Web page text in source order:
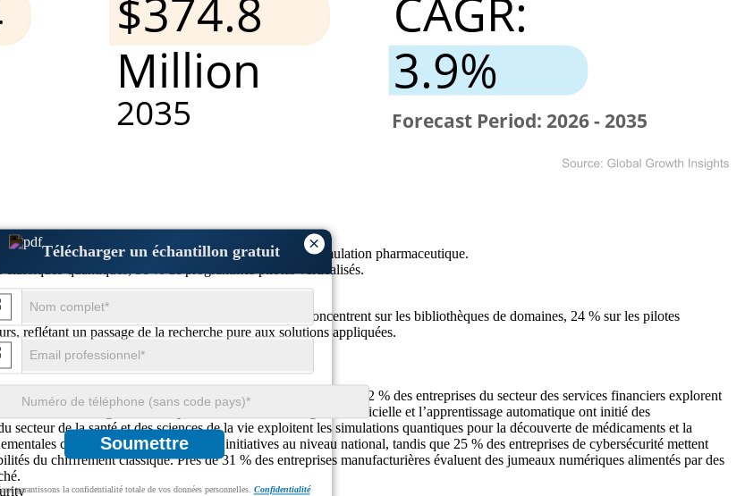
×
Télécharger un échantillon gratuit
Soumettre
garantissons la confidentialité totale de vos données personnelles. Confidentialité
USD d'ici 2035, affichant un TCAC de 3,9 %
pour l'intégration de l'IA, 29 % d'accent sur la simulation pharmaceutique.
quantiques, 31 % de programmes pilotes verticalisés.
: environ 27 % des nouvelles initiatives se concentrent sur les bibliothèques de domaines, 24 % sur les pilotes
reflétant un passage de la recherche pure aux solutions appliquées.
tirée par l’adoption mondiale dans tous les secteurs. Près de 42 % des entreprises du secteur des services financiers explorent
37 % des organisations spécialisées dans l’intelligence artificielle et l’apprentissage automatique ont initié des
secteur de la santé et des sciences de la vie exploitent les simulations quantiques pour la découverte de médicaments et la
canalisent des fonds vers des initiatives au niveau national, tandis que 25 % des entreprises de cybersécurité mettent
du chiffrement classique. Près de 31 % des entreprises manufacturières évaluent des jumeaux numériques alimentés par des